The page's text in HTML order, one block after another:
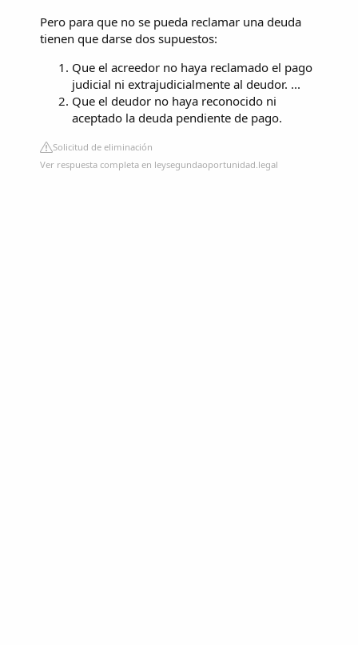
Pero para que no se pueda reclamar una deuda
tienen que darse dos supuestos:
Que el acreedor no haya reclamado el pago
judicial ni extrajudicialmente al deudor. ...
Que el deudor no haya reconocido ni
aceptado la deuda pendiente de pago.
Solicitud de eliminación
Ver respuesta completa en leysegundaoportunidad.legal